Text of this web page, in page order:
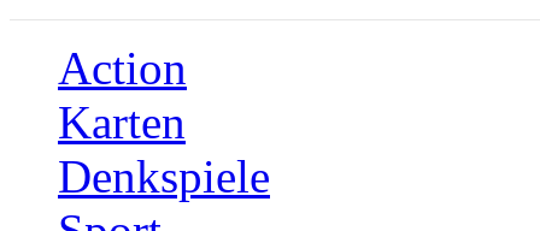
Action
Karten
Denkspiele